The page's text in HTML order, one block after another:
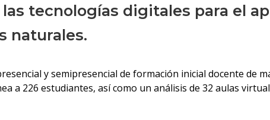
tecnologías digitales para el
naturales.
y semipresencial de formación inicial docente de
a 226 estudiantes, así como un análisis de 32 aulas